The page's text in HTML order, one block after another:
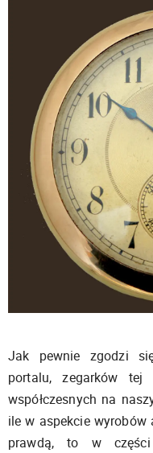
Jak pewnie zgodzi
portalu, zegarków
współczesnych na
ile w aspekcie
prawdą, to w części